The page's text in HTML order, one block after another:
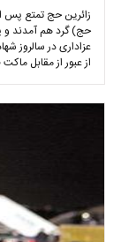
زائرین حج تمتع پس
حج) گرد هم آمدند و
عزاداری در سالروز
از عبور از مقابل